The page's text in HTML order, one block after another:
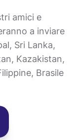
amici e
a inviare
Sri Lanka,
Kazakistan,
Brasile